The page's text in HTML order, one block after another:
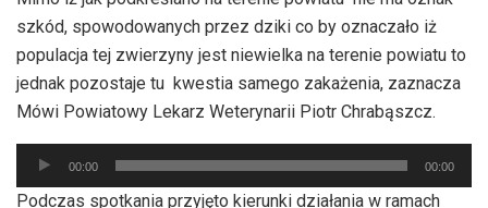
szkód, spowodowanych przez dziki co by oznaczało iż
populacja tej zwierzyny jest niewielka na terenie powiatu to
jednak pozostaje tu kwestia samego zakażenia, zaznacza
Mówi Powiatowy Lekarz Weterynarii Piotr Chrabąszcz.
Odtwarzacz
plików
00:00 00:00
Podczas spotkania przyjęto kierunki działania w ramach